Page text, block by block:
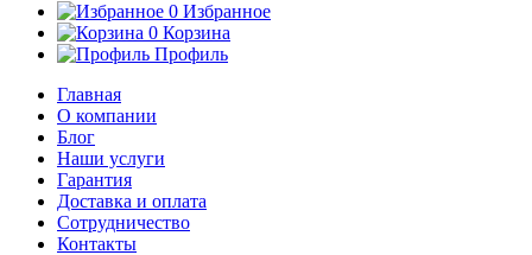
0 Избранное
0 Корзина
Профиль
Главная
О компании
Блог
Наши услуги
Гарантия
Доставка и оплата
Сотрудничество
Контакты